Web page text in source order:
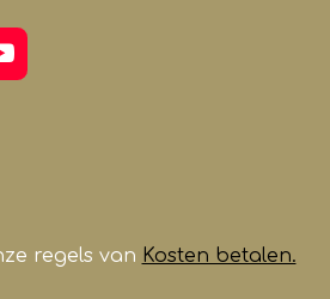
Y
o
regels van Kosten betalen.